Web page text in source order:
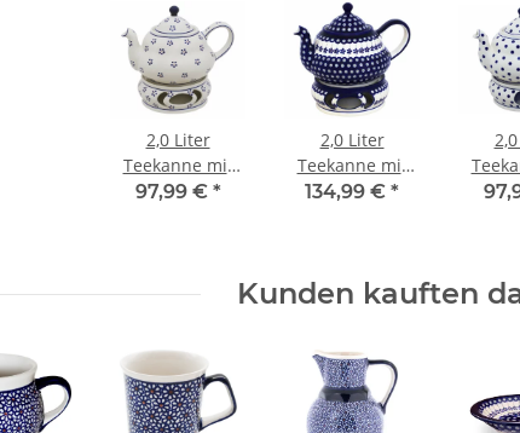
2,0 Liter
Teekanne mit
Stövchen Dekor
97,99 € *
2,0 Liter
Teekanne mit
Stövchen Dekor
134,99 € *
Kunden kauften